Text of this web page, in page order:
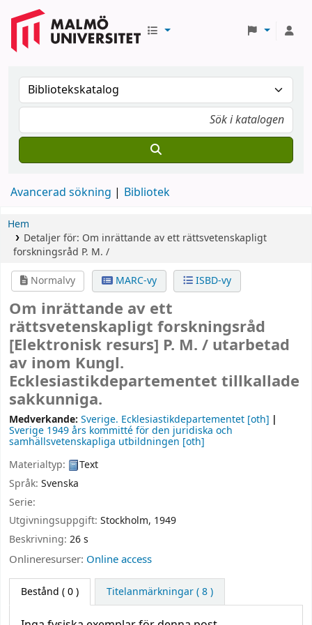
Avancerad sökning Bibliotek
Hem
Detaljer för: Om inrättande av ett rättsvetenskapligt
forskningsråd P. M. /
Normalvy
MARC-vy ISBD-vy
Om inrättande av ett
rättsvetenskapligt forskningsråd
[Elektronisk resurs] P. M. / utarbetad
av inom Kungl.
Ecklesiastikdepartementet tillkallade
sakkunniga.
Medverkande: Sverige. Ecklesiastikdepartementet [oth]
Sverige 1949 års kommitté för den juridiska och
samhällsvetenskapliga utbildningen [oth]
Materialtyp:
Text
Språk: Svenska
Serie:
Utgivningsuppgift: Stockholm, 1949
Beskrivning: 26 s
Onlineresurser: Online access
Bestånd ( 0 ) Titelanmärkningar ( 8 )